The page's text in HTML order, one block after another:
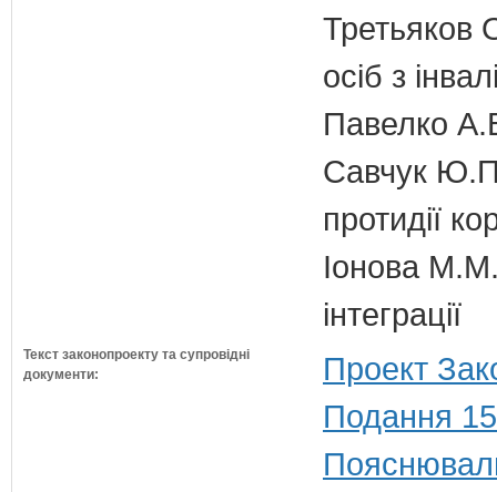
Третьяков
осіб з
Павелко
Савчук Ю.П.
протидії
Іонова М.М.
інтеграції
Текст законопроекту та супровідні
документи:
Проект
Подання